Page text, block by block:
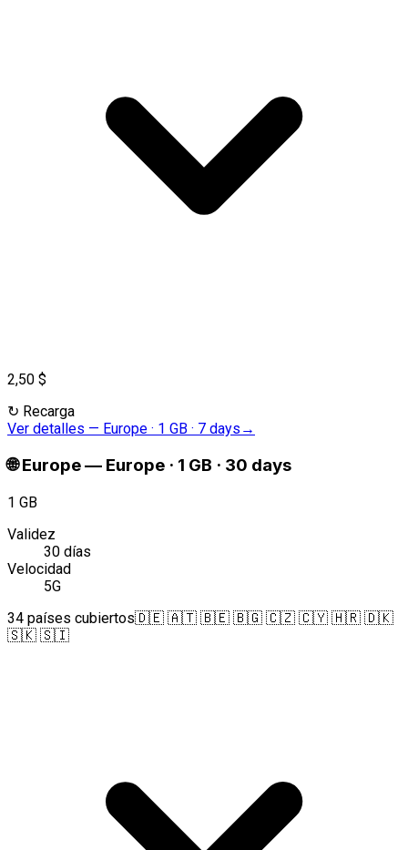
2,50 $
↻ Recarga
Ver detalles — Europe · 1 GB · 7 days →
🌐 Europe— Europe · 1 GB · 30 days
1 GB
Validez
30 días
Velocidad
5G
34 países cubiertos🇩🇪 🇦🇹 🇧🇪 🇧🇬 🇨🇿 🇨🇾 🇭🇷 🇩🇰
🇸🇰 🇸🇮